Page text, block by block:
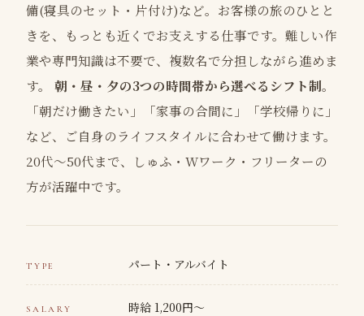
備(寝具のセット・片付け)など。お客様の旅のひとと
きを、もっとも近くでお支えする仕事です。難しい作
業や専門知識は不要で、複数名で分担しながら進めま
す。 朝・昼・夕の3つの時間帯から選べるシフト制。
「朝だけ働きたい」「家事の合間に」「学校帰りに」
など、ご自身のライフスタイルに合わせて働けます。
20代〜50代まで、しゅふ・Wワーク・フリーターの
方が活躍中です。
TYPE パート・アルバイト
SALARY 時給 1,200円〜